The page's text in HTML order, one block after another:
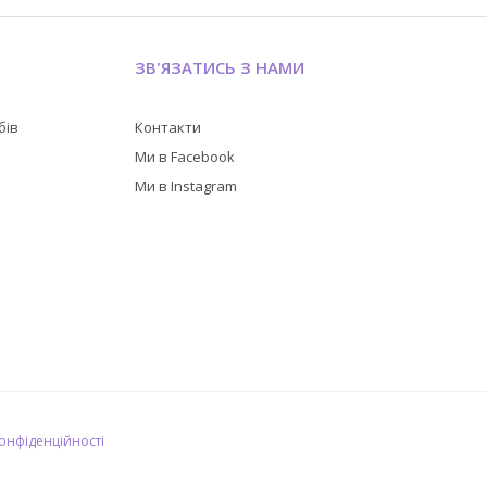
ЗВ'ЯЗАТИСЬ З НАМИ
Контакти
Ми в Facebook
Ми в Instagram